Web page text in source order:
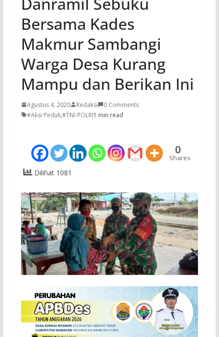
Bersama Kades
Makmur Sambangi
Warga Desa Kurang
Mampu dan Berikan Ini
Agustus 4, 2020 Redaksi
0 Comments
#Aksi Peduli,#TNI-POLRI1 min read
0
Shares
Dilihat 1081